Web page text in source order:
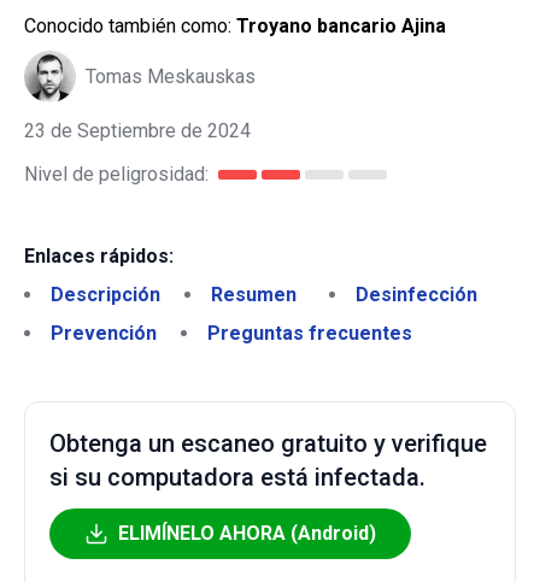
Conocido también como: Troyano bancario Ajina
Tomas Meskauskas
23 de Septiembre de 2024
Nivel de peligrosidad:
Enlaces rápidos:
Descripción
Resumen
Desinfección
Prevención
Preguntas frecuentes
Obtenga un escaneo gratuito y verifique
si su computadora está infectada.
ELIMÍNELO AHORA (Android)